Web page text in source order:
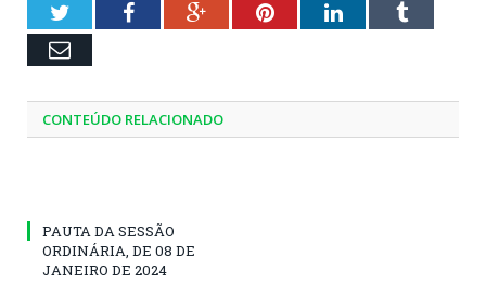
TwitterFacebookGoogle+PinterestLinkedInTumblr
Email
CONTEÚDO RELACIONADO
PAUTA DA SESSÃO
ORDINÁRIA, DE 08 DE
JANEIRO DE 2024